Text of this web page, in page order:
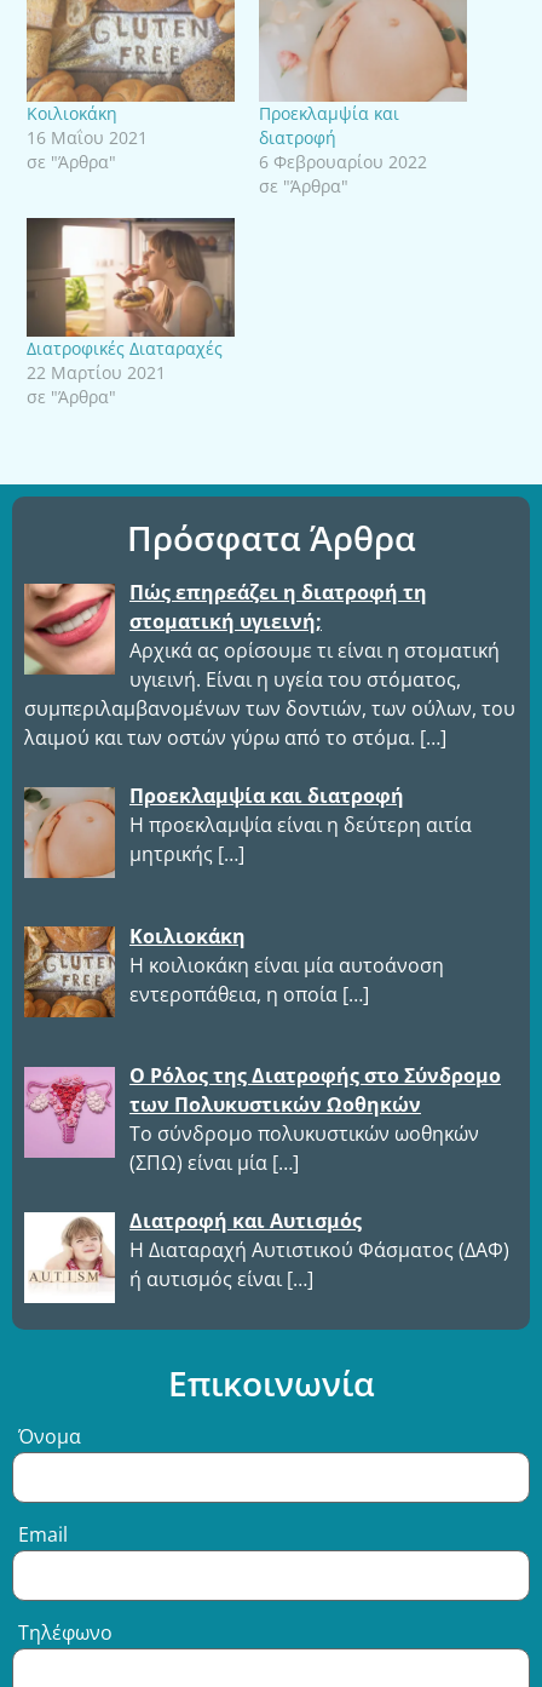
Κοιλιοκάκη
16 Μαΐου 2021
σε "Άρθρα"
Προεκλαμψία και
διατροφή
6 Φεβρουαρίου 2022
σε "Άρθρα"
Διατροφικές Διαταραχές
22 Μαρτίου 2021
σε "Άρθρα"
Πρόσφατα Άρθρα
Πώς επηρεάζει η διατροφή τη
στοματική υγιεινή;
Αρχικά ας ορίσουμε τι είναι η στοματική
υγιεινή. Είναι η υγεία του στόματος,
συμπεριλαμβανομένων των δοντιών, των ούλων, του
λαιμού και των οστών γύρω από το στόμα. […]
Προεκλαμψία και διατροφή
Η προεκλαμψία είναι η δεύτερη αιτία
μητρικής […]
Κοιλιοκάκη
Η κοιλιοκάκη είναι μία αυτοάνοση
εντεροπάθεια, η οποία […]
Ο Ρόλος της Διατροφής στο Σύνδρομο
των Πολυκυστικών Ωοθηκών
Το σύνδρομο πολυκυστικών ωοθηκών
(ΣΠΩ) είναι μία […]
Διατροφή και Αυτισμός
Η Διαταραχή Αυτιστικού Φάσματος (ΔΑΦ)
ή αυτισμός είναι […]
Επικοινωνία
Όνομα
Email
Τηλέφωνο